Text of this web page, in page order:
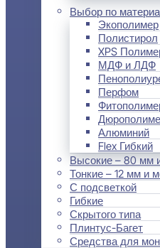
Выбор по
Экополимер
Полистирол
XPS
МДФ и ЛДФ
Перфом
Алюминий
Flex Гибкий
Высокие – 80 мм
Тонкие – 12 мм и
С подсветкой
Гибкие
Скрытого типа
Плинтус-Багет
Средства для